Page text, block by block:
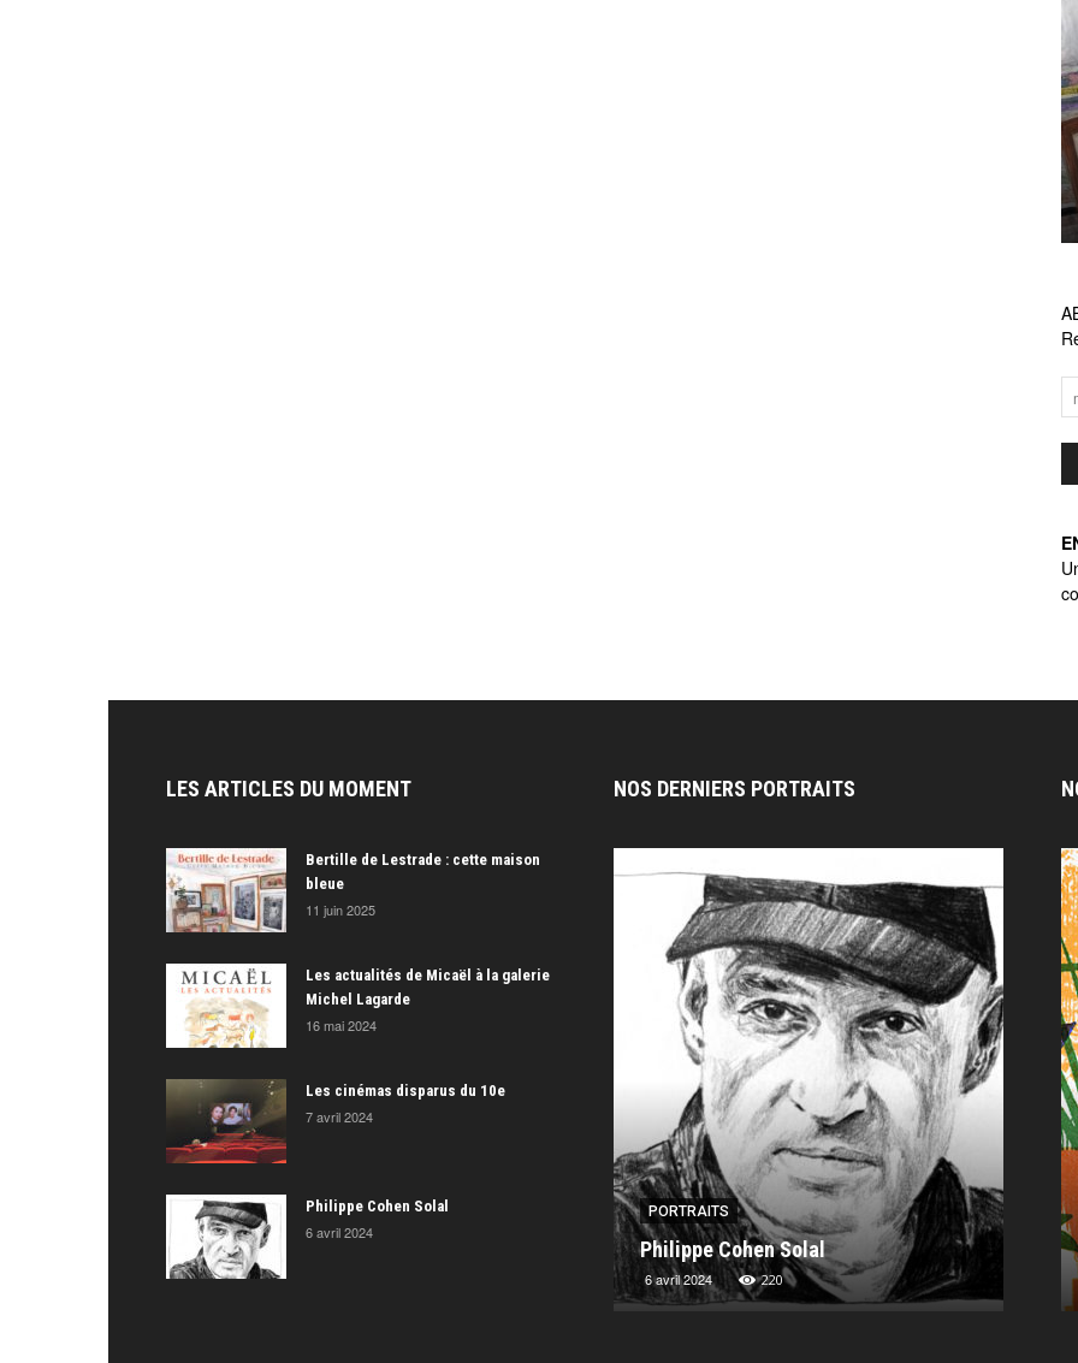
LES ARTICLES DU MOMENT
Bertille de Lestrade : cette maison
bleue
11 juin 2025
Les actualités de Micaël à la galerie
Michel Lagarde
16 mai 2024
Les cinémas disparus du 10e
7 avril 2024
Philippe Cohen Solal
6 avril 2024
NOS DERNIERS PORTRAITS
PORTRAITS
Philippe Cohen Solal
6 avril 2024 220 13